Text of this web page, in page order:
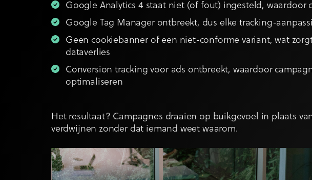
Google Analytics 4 staat niet (of fout) ingesteld, waardoor
Google Tag Manager ontbreekt, dus elke tracking-
Geen cookiebanner of een niet-conforme variant, wat
dataverlies
Conversion tracking voor ads ontbreekt, waardoor
optimaliseren
Het resultaat? Campagnes draaien op buikgevoel in plaats
verdwijnen zonder dat iemand weet waarom.